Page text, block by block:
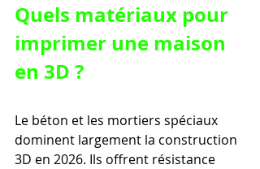
Quels matériaux pour
imprimer une maison
en 3D ?
Le béton et les mortiers spéciaux
dominent largement la construction
3D en 2026. Ils offrent résistance